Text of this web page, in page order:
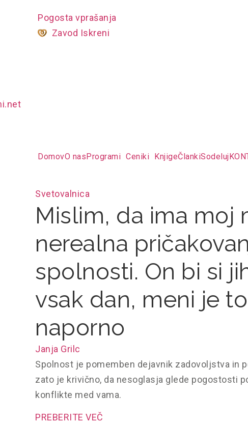
Pogosta vprašanja
Zavod Iskreni
DomovO nasProgrami Ceniki KnjigeČlankiSodeluj
Svetovalnica
Mislim, da ima moj
nerealna
spolnosti. On bi si
vsak dan, meni je to
naporno
Janja Grilc
Spolnost je pomemben dejavnik zadovoljstva in
zato je krivično, da nesoglasja glede pogostosti
konflikte med vama.
PREBERITE VEČ